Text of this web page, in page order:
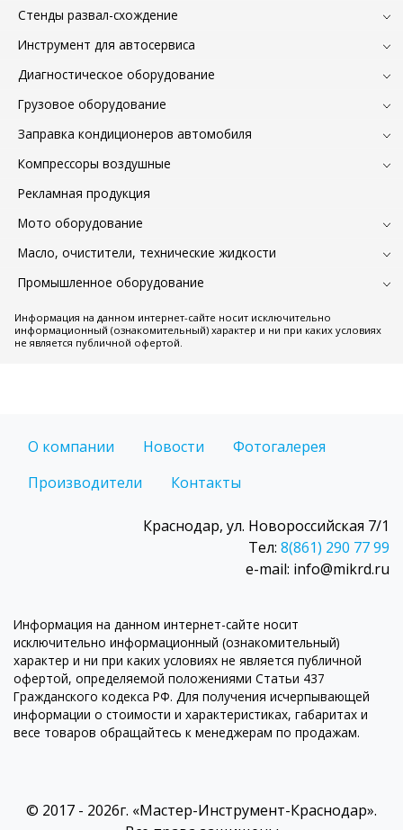
Стенды развал-схождение
Инструмент для автосервиса
Диагностическое оборудование
Грузовое оборудование
Заправка кондиционеров автомобиля
Компрессоры воздушные
Рекламная продукция
Мото оборудование
Масло, очистители, технические жидкости
Промышленное оборудование
Информация на данном интернет-сайте носит исключительно
информационный (ознакомительный) характер и ни при каких условиях
не является публичной офертой.
О компании Новости
Фотогалерея
Производители
Контакты
Краснодар, ул. Новороссийская 7/1
Тел: 8(861) 290 77 99
e-mail: info@mikrd.ru
Информация на данном интернет-сайте носит
исключительно информационный (ознакомительный)
характер и ни при каких условиях не является публичной
офертой, определяемой положениями Статьи 437
Гражданского кодекса РФ. Для получения исчерпывающей
информации о стоимости и характеристиках, габаритах и
весе товаров обращайтесь к менеджерам по продажам.
© 2017 - 2026г. «Мастер-Инструмент-Краснодар».